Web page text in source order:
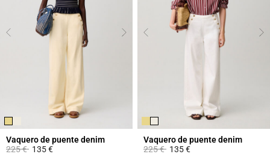
Vaquero de puente denim
Price reduced from
225 €to135 €
Vaquero de puente denim
Price reduced from
225 €to135 €